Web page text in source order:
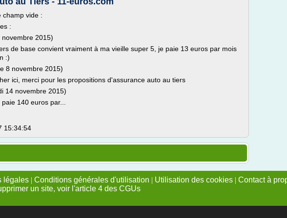
champ vide :
:
2015)
de base convient vraiment à ma vieille super 5, je paie 13 euros par mois
:)
8 novembre 2015)
ici, merci pour les propositions d'assurance auto au tiers
14 novembre 2015)
140 euros par...
15:34:54
légales | Conditions générales d'utilisation | Utilisation des cookies | Contact à
un site, voir l'article 4 des CGUs